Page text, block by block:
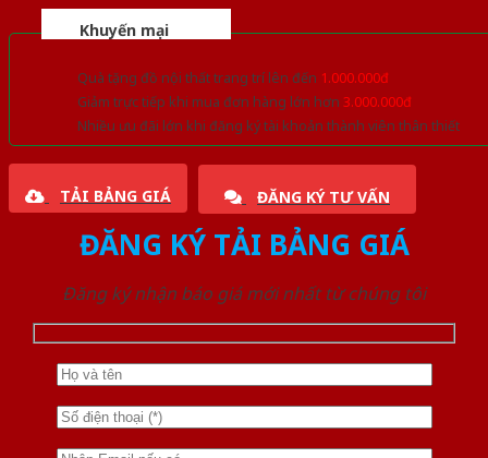
Khuyến mại
Quà tặng đồ nội thất trang trí lên đến 1.000.000đ
Giảm trực tiếp khi mua đơn hàng lớn hơn 3.000.000đ
Nhiều ưu đãi lớn khi đăng ký tài khoản thành viên thân thiết
TẢI BẢNG GIÁ ĐĂNG KÝ TƯ VẤN
ĐĂNG KÝ TẢI BẢNG GIÁ
Đăng ký nhận báo giá mới nhất từ chúng tôi